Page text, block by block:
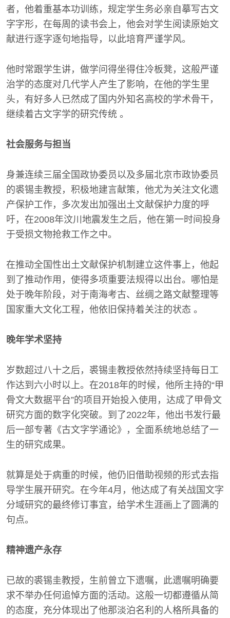
者，他着重基本功训练，规定学生务必亲自摹写古文
字字形，在每周的读书会上，他会对学生阅读原始文
献进行逐字逐句地指导，以此培育严谨学风。
他时常跟学生讲，做学问得坐得住冷板凳，这般严谨
治学的态度对几代学人产生了影响，在他的学生里
头，有好多人已然成了国内外知名高校的学术骨干，
继续着古文字学的研究传统 。
社会服务与担当
身兼连续三届全国政协委员以及多届北京市政协委员
的裘锡圭教授，积极地建言献策，他尤为关注文化遗
产保护工作，多次发出加强出土文献保护力度的呼
吁，在2008年汶川地震发生之后，他在第一时间投身
于受损文物抢救工作之中。
在推动全国性出土文献保护机制建立这件事上，他起
到了推动作用，使得多项重要法规得以出台。哪怕是
处于晚年阶段，对于南海考古、丝绸之路文献整理等
国家重大文化工程，他依旧保持着关注的状态 。
晚年学术坚持
岁数超过八十之后，裘锡圭教授依然持续坚持每日工
作达到六小时以上。在2018年的时候，他所主持的“甲
骨文大数据平台”的项目开始投入使用，达成了甲骨文
研究方面的数字化突破。到了2022年，他出书发行最
后一部专著《古文字学通论》，全面系统地总结了一
生的研究成果。
就算是处于病重的时候，他仍旧借助视频的形式去指
导学生展开研究。在今年4月，他达成了有关战国文字
分域研究的最终修订事宜，给学术生涯画上了圆满的
句点。
精神遗产永存
已故的裘锡圭教授，生前曾立下遗嘱，此遗嘱明确要
求不举办任何追悼方面的活动。这般一切都遵循从简
的态度，充分体现出了他那淡泊名利的人格所具备的